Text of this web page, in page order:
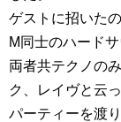
ゲストに招いた
M同士のハードサ
両者共テクノの
ク、レイヴと云
パーティーを渡